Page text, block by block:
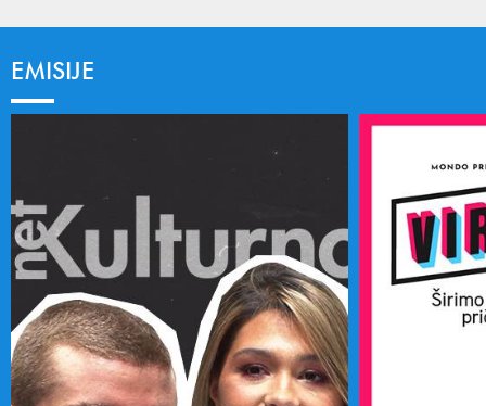
EMISIJE